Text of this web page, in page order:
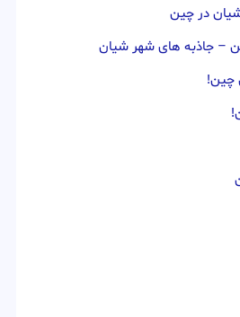
در چین
– جاذبه های شهر شیان
چین!